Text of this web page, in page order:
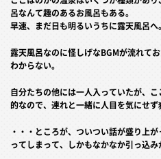
呂なんて趣のあるお風呂もある。
早速、まだ日も明るいうちに露天風呂へ。
露天風呂なのに怪しげなBGMが流れて
わからない。
自分たちの他には一人入っていたが、
的なので、連れと一緒に人目を気にせず
・・・ところが、ついつい話が盛り上
ってしまって、しかもなかなか引っ込み